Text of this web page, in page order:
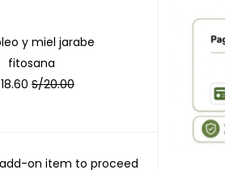
y miel jarabe
fitosana
18.60 S/20.00
on item to proceed